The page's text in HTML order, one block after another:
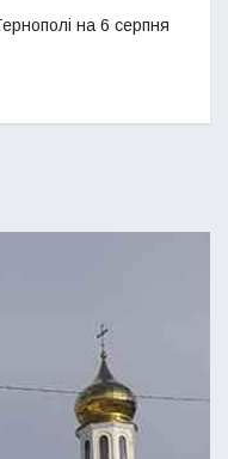
на 6 серпня